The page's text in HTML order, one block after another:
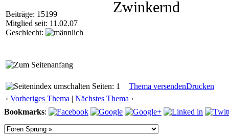
Beiträge: 15199
Mitglied seit: 11.02.07
Geschlecht:
Seiten: 1 Thema versendenDrucken
‹ Vorheriges Thema | Nächstes Thema ›
Bookmarks: